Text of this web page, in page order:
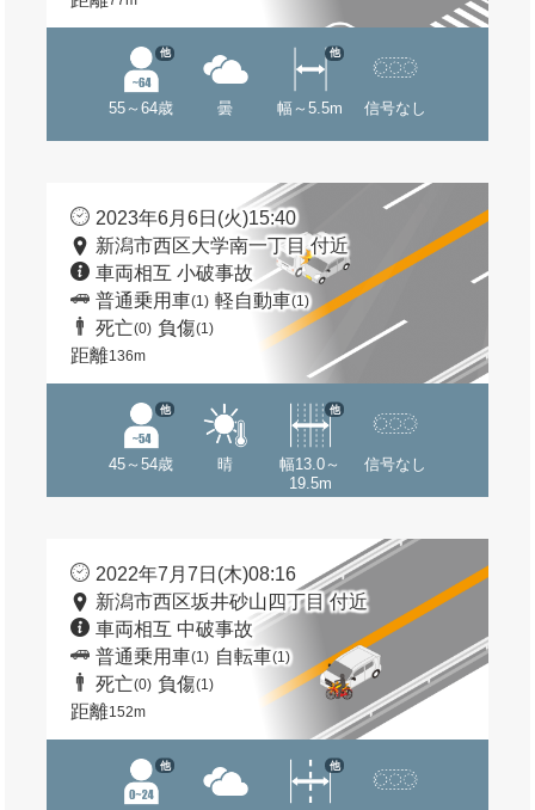
55～64歳
他
曇 幅～5.5m
他
信号なし
2023年6月6日(火)15:40
新潟市西区大学南一丁目 付近
車両相互 小破事故
普通乗用車(1) 軽自動車(1)
死亡(0) 負傷(1)
距離136m
45～54歳
他
晴
幅13.0～
19.5m
他
信号なし
2022年7月7日(木)08:16
新潟市西区坂井砂山四丁目 付近
車両相互 中破事故
普通乗用車(1) 自転車(1)
死亡(0) 負傷(1)
距離152m
他 他